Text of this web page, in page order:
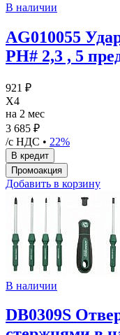
В наличии
AG010055
PH# 2,3 , 5
921 ₽
X4
на 2 мес
3 685 ₽
/с НДС • 22%
Добавить в корзину
В наличии
DB0309S